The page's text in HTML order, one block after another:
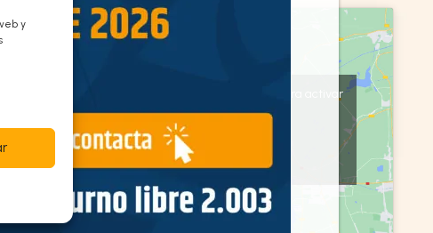
y
Haz clic en «Estoy de acuerdo» para activar
Google maps
Política de cookies
Estoy de acuerdo